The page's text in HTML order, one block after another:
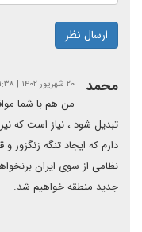
ارسال نظر
محمد ۲۰ شهریور ۱۴۰۲ | ۱۱:۳۸
من هم با شما
تبدیل شود ، نیاز است که
دارم که ایجاد تنگه زنگزور
نظامی از سوی ایران
جدید منطقه خواهیم شد.